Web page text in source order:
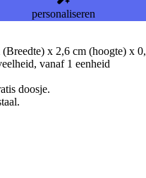
personaliseren
x 2,6 cm (hoogte) x
vanaf 1 eenheid
doosje.